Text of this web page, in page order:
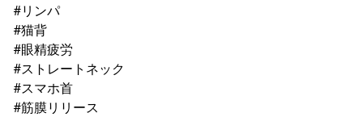
#リンパ
#猫背
#眼精疲労
#ストレートネック
#スマホ首
#筋膜リリース